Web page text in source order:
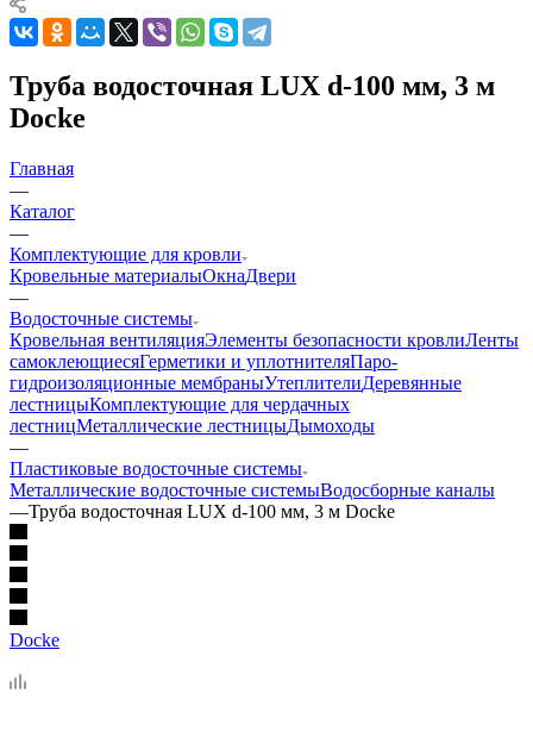
Труба водосточная LUX d-100 мм, 3 м
Docke
Главная
—
Каталог
—
Комплектующие для кровли
Кровельные материалыОкнаДвери
—
Водосточные системы
Кровельная вентиляцияЭлементы безопасности кровлиЛенты
самоклеющиесяГерметики и уплотнителяПаро-
гидроизоляционные мембраныУтеплителиДеревянные
лестницыКомплектующие для чердачных
лестницМеталлические лестницыДымоходы
—
Пластиковые водосточные системы
Металлические водосточные системыВодосборные каналы
—Труба водосточная LUX d-100 мм, 3 м Docke
Docke